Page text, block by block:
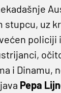
stupcu, uz
policiji
i Dinamu,
Pepa